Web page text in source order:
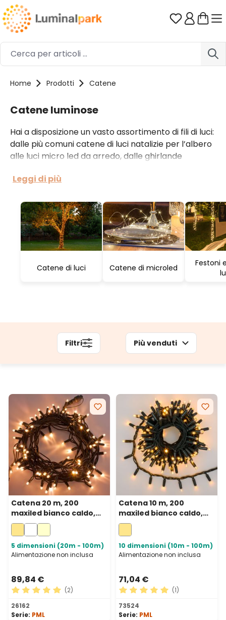
Passa al contenuto principale Hai 0
Home Prodotti Catene
Catene luminose
Hai a disposizione un vasto assortimento di fili di luci:
dalle più comuni catene di luci natalizie per l’albero
alle luci micro led da arredo, dalle ghirlande
vintage per feste. Ogni tipologia si declina in diversi
lunghezze e funzionalità.
Leggi di più
Catene di luci Catene di microled
Festoni
Filtri Più venduti
Catena 20 m, 200
maxiled bianco caldo,
cavo verde,
prolungabile, IP67
5 dimensioni (20m - 100m)
Alimentazione non inclusa
89,84 €
Valutazione media di 5 su 5 stelle
(2)
26162
Serie: PML
Catena 10 m, 200
maxiled bianco caldo,
cavo verde,
prolungabile, IP67
10 dimensioni (10m - 100m)
Alimentazione non inclusa
71,04 €
Valutazione media di 5 su
(1)
73524
Serie: PML